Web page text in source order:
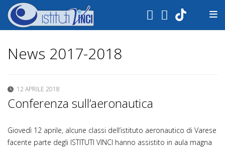
.
News 2017-2018
12 APRILE 2018
Conferenza sull’aeronautica
Giovedì 12 aprile, alcune classi dell’istituto aeronautico di Varese
facente parte degli ISTITUTI VINCI hanno assistito in aula magna